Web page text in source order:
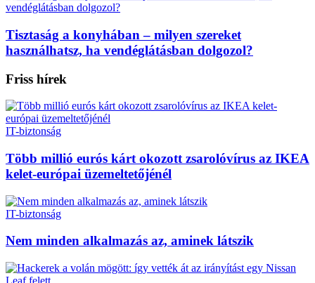
Tisztaság a konyhában – milyen szereket
használhatsz, ha vendéglátásban dolgozol?
Friss hírek
IT-biztonság
Több millió eurós kárt okozott zsarolóvírus az IKEA
kelet-európai üzemeltetőjénél
IT-biztonság
Nem minden alkalmazás az, aminek látszik